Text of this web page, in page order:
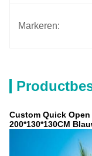
Markeren:
Custom Quick
200*130*130CM